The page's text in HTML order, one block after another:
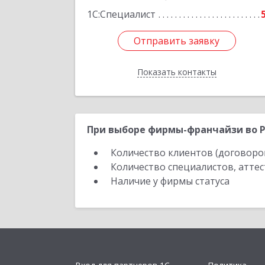
1С:Специалист
Отправить заявку
Показать контакты
Отправить заявку
Назад
При выборе фирмы-франчайзи во
Количество клиентов
Количество специалистов,
Наличие у фирмы статуса